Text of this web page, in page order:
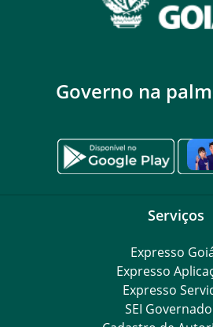
Governo na
Serviços
Expresso
Expresso
Expresso
SEI